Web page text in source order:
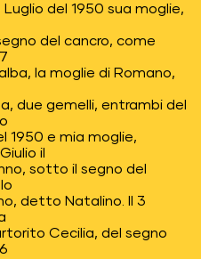
del 1950 sua moglie,
del cancro, come
la moglie di Romano,
due gemelli, entrambi del
1950 e mia moglie,
il
sotto il segno del
detto Natalino. Il 3
Cecilia, del segno